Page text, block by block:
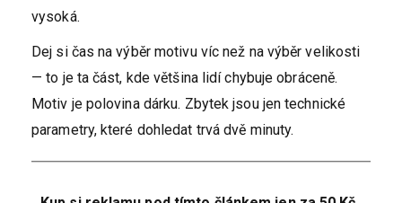
vysoká.
Dej si čas na výběr motivu víc než na výběr velikosti
— to je ta část, kde většina lidí chybuje obráceně.
Motiv je polovina dárku. Zbytek jsou jen technické
parametry, které dohledat trvá dvě minuty.